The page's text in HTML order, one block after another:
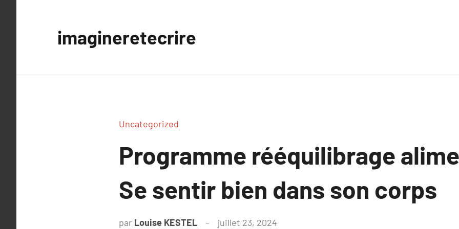
imagineretecrire
Uncategorized
Programme rééquilibrage
Se sentir bien dans son corps
par Louise KESTEL juillet 23, 2024